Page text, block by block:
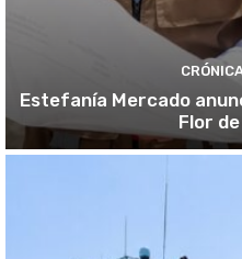
Estefanía Mercado
Flor